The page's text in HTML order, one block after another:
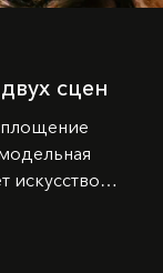
сцен
искусство
училище,